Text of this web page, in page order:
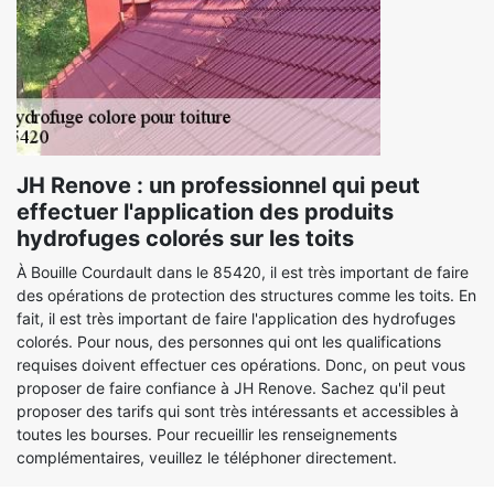
JH Renove : un professionnel qui peut
effectuer l'application des produits
hydrofuges colorés sur les toits
À Bouille Courdault dans le 85420, il est très important de faire
des opérations de protection des structures comme les toits. En
fait, il est très important de faire l'application des hydrofuges
colorés. Pour nous, des personnes qui ont les qualifications
requises doivent effectuer ces opérations. Donc, on peut vous
proposer de faire confiance à JH Renove. Sachez qu'il peut
proposer des tarifs qui sont très intéressants et accessibles à
toutes les bourses. Pour recueillir les renseignements
complémentaires, veuillez le téléphoner directement.